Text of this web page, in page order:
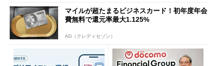
マイルが超たまるビジネスカード！初年度年会
費無料で還元率最大1.125%
AD（クレディセゾン）